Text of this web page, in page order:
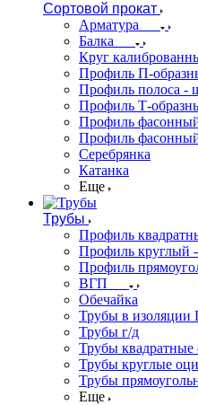
Сортовой прокат
Арматура
Балка
Круг
Профиль П-
Профиль полоса -
Профиль Т-
Профиль
Профиль
Серебрянка
Катанка
Еще
Трубы
Профиль
Профиль круглый -
Профиль
ВГП
Обечайка
Трубы в
Трубы г/д
Трубы
Трубы круглые
Трубы
Еще